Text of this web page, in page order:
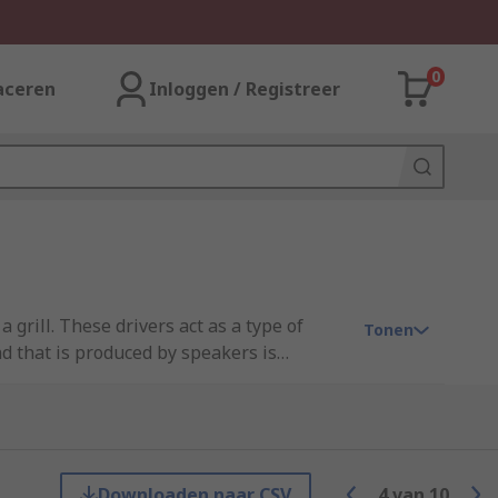
Inloggen / Registreer
0
grill. These drivers act as a type of
that is produced by speakers is
refers to the loudness. The
speakers have internal amplification
a natural stereo sound.
Tonen